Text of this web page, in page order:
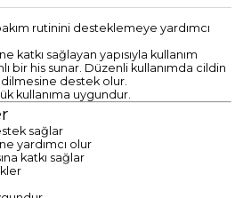
rutinini desteklemeye yardımcı
katkı sağlayan yapısıyla kullanım
bir his sunar. Düzenli kullanımda cildin
destek olur.
kullanıma uygundur.
sağlar
yardımcı olur
katkı sağlar